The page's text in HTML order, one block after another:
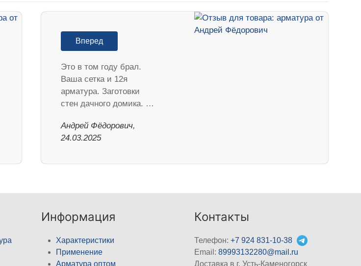
Вперед
Это в том году брал.
Ваша сетка и 12я
арматура. Заготовки
стен дачного домика. …
Андрей Фёдорович,
24.03.2025
Информация
Характеристики
Применение
Арматура оптом
Контакты
Телефон:+7 924 831-10-38
Email:89993132280@mail.ru
Доставка в г. Усть-Каменогорск